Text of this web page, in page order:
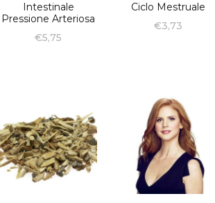
Intestinale
Pressione Arteriosa
€5,75
Ciclo Mestruale
€3,73